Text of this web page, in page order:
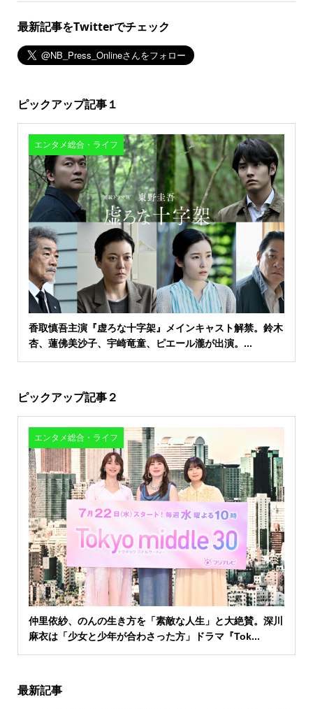
最新記事をTwitterでチェック
ピックアップ記事１
エンタメ総合・ライフ
香取慎吾主演『虚ろな十字架』メインキャスト解禁。鈴木
杏、蓮佛美沙子、宇崎竜童、ピエール瀧が出演。...
ピックアップ記事２
エンタメ総合・ライフ
仲里依紗、のんの生き方を「素敵な人生」と大絶賛。深川
麻衣は「少女と少年が合わさった方」ドラマ『Tok...
最新記事